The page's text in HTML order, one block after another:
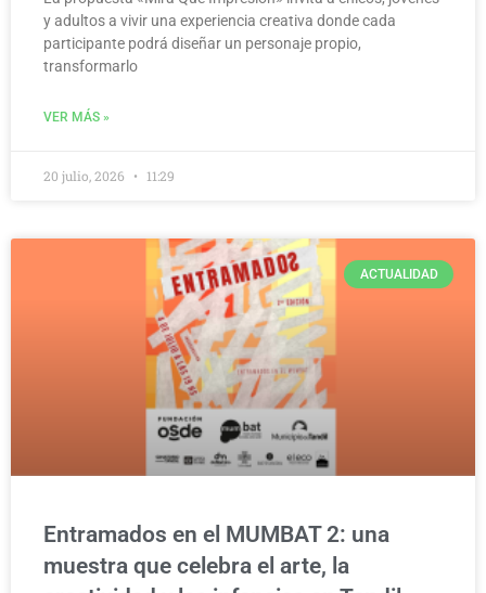
y adultos a vivir una experiencia creativa donde cada
participante podrá diseñar un personaje propio,
transformarlo
VER MÁS »
20 julio, 2026 11:29
ACTUALIDAD
Entramados en el MUMBAT 2: una
muestra que celebra el arte, la